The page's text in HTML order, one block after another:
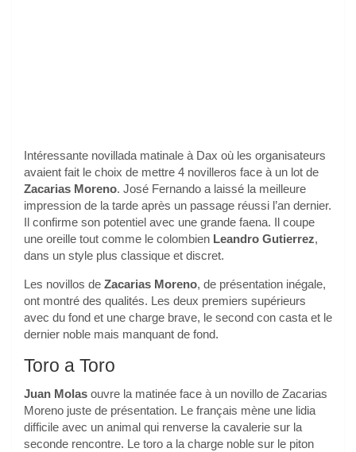
Intéressante novillada matinale à Dax où les organisateurs
avaient fait le choix de mettre 4 novilleros face à un lot de
Zacarias Moreno. José Fernando a laissé la meilleure
impression de la tarde après un passage réussi l’an dernier.
Il confirme son potentiel avec une grande faena. Il coupe
une oreille tout comme le colombien Leandro Gutierrez,
dans un style plus classique et discret.
Les novillos de Zacarias Moreno, de présentation inégale,
ont montré des qualités. Les deux premiers supérieurs
avec du fond et une charge brave, le second con casta et le
dernier noble mais manquant de fond.
Toro a Toro
Juan Molas ouvre la matinée face à un novillo de Zacarias
Moreno juste de présentation. Le français mène une lidia
difficile avec un animal qui renverse la cavalerie sur la
seconde rencontre. Le toro a la charge noble sur le piton